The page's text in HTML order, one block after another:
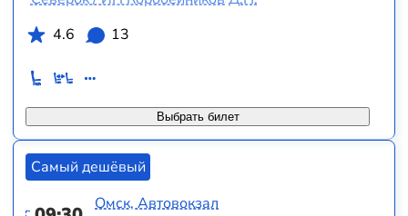
Выбрать билет
4.6
13
Самый дешёвый
Омск, Автовокзал